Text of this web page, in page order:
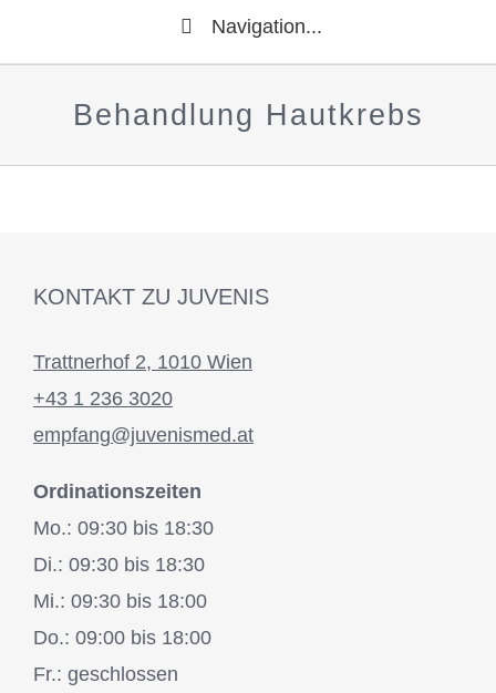
Navigation...
Behandlung Hautkrebs
KONTAKT ZU JUVENIS
Trattnerhof 2, 1010 Wien
+43 1 236 3020
empfang@juvenismed.at
Ordinationszeiten
Mo.: 09:30 bis 18:30
Di.: 09:30 bis 18:30
Mi.: 09:30 bis 18:00
Do.: 09:00 bis 18:00
Fr.: geschlossen